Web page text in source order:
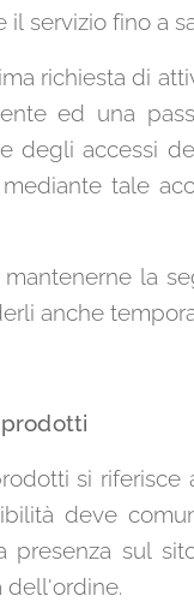
servizio fino a
richiesta di
ed una
degli accessi
tale
la
anche
si
deve
presenza sul
dell'ordine.